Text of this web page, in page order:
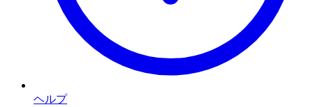
ヘルプ